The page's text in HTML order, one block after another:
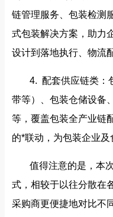
链管理服务、包装检测
式包装解决方案，助力
设计到落地执行、物流
4. 配套供应链类：
带等）、包装仓储设备
等，覆盖包装全产业链
的*联动，为包装企业及
值得注意的是，本
式，相较于以往分散在
采购商更便捷地对比不